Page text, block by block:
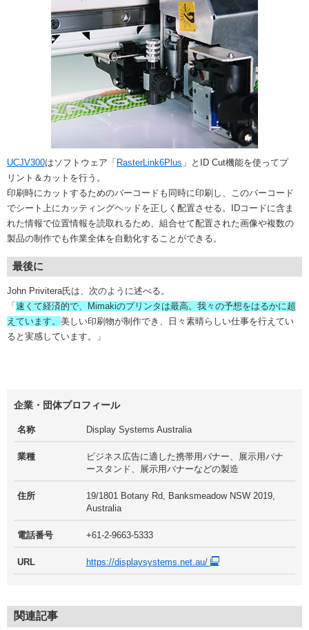
UCJV300はソフトウェア「RasterLink6Plus 」とID Cut機能を使ってプ
リント＆カットを行う。
印刷時にカットするためのバーコードも同時に印刷し、このバーコード
でシート上にカッティングヘッドを正しく配置させる。IDコードに含ま
れた情報で位置情報を読取れるため、組合せて配置された画像や複数の
製品の制作でも作業全体を自動化することができる。
最後に
John Privitera氏は、次のように述べる。
「速くて経済的で、Mimakiのプリンタは最高。我々の予想をはるかに超
えています。 美しい印刷物が制作でき、日々素晴らしい仕事を行えてい
ると実感しています。」
企業・団体プロフィール
名称 Display Systems Australia
業種
ビジネス広告に適した携帯用バナー、展示用バナ
ースタンド、展示用バナーなどの製造
住所
19/1801 Botany Rd, Banksmeadow NSW 2019,
Australia
電話番号 +61-2-9663-5333
URL https://displaysystems.net.au/
関連記事